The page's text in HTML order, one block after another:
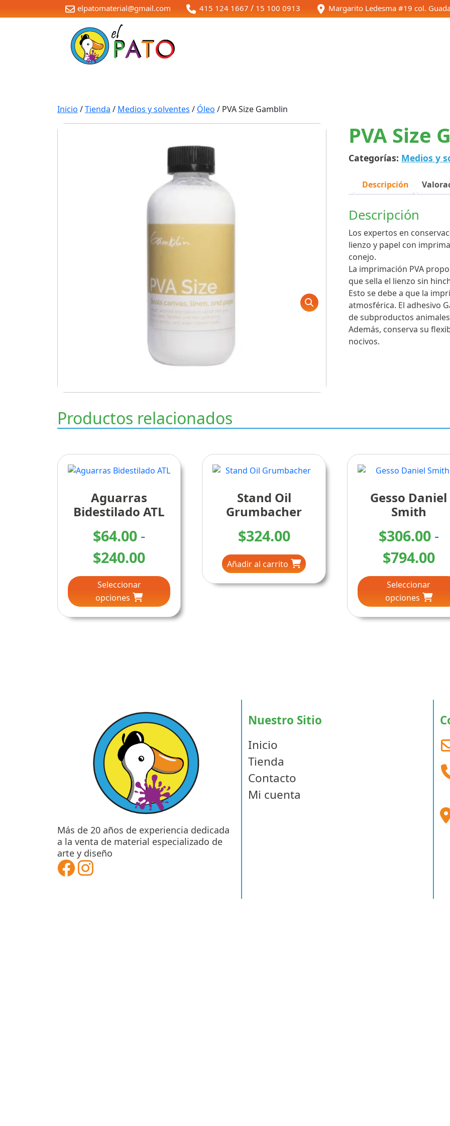
elpatomaterial@gmail.com 415 124 1667 / 15 100 0913 Margarito Ledesma #19 col.
Inicio /Tienda / Medios y solventes / Óleo / PVA Size Gamblin
PVA Size
Categorías: Medios y
Descripción
Descripción
Los expertos en
lienzo y papel con
conejo.
La imprimación PVA
que sella el lienzo sin
Esto se debe a que la
atmosférica. El adhesivo
de subproductos
Además, conserva su
nocivos.
Productos relacionados
Aguarras
Bidestilado ATL
$64.00 -
$240.00Rango
de
precios:
desde
Seleccionar
opciones
producto
tiene
múltiples
variantes.
página
de
producto
Stand Oil
Grumbacher
$324.00
Añadir al carrito
Gesso Daniel
Smith
$306.00 -
$794.00
Seleccionar
opciones
Más de 20 años de experiencia dedicada
a la venta de material especializado de
arte y diseño
Nuestro Sitio
Inicio
Tienda
Contacto
Mi cuenta